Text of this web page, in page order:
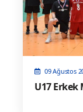
09 Ağustos
U17 Erkek